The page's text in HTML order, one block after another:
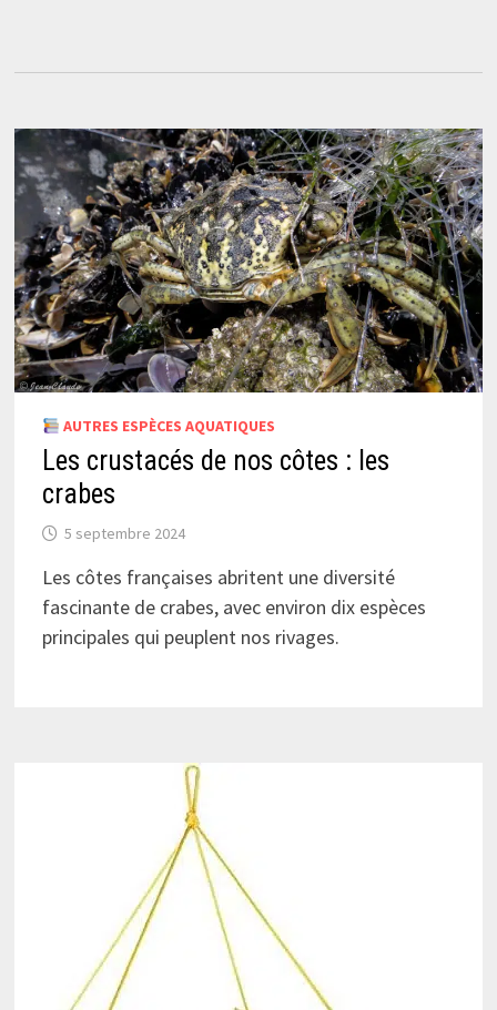
AUTRES ESPÈCES AQUATIQUES
Les crustacés de nos côtes : les
crabes
5 septembre 2024
Les côtes françaises abritent une diversité
fascinante de crabes, avec environ dix espèces
principales qui peuplent nos rivages.